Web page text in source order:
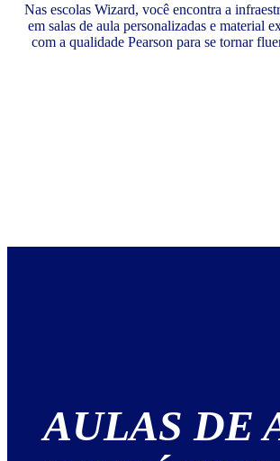
Nas escolas Wizard, você encontra a
em salas de aula personalizadas e material
com a qualidade Pearson para se tornar
AULAS DE